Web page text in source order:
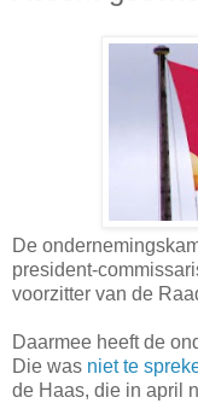
De
president-
voorzitter van de
Daarmee heeft de
Die was niet te
de Haas, die in april